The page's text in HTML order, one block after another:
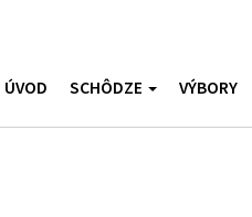
ÚVOD SCHÔDZE VÝBORY